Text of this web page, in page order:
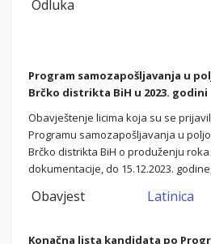
Odluka
Program samozapošljavanja u
Brčko distrikta BiH u 2023. godini
Obavještenje licima koja su se
Programu samozapošljavanja u
Brčko distrikta BiH o produženju
dokumentacije, do 15.12.2023.
Obavjest Latinica
Konačna lista kandidata po